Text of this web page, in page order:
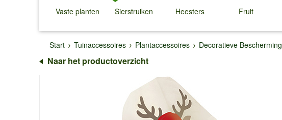
Vaste planten
↓
Sierstruiken
↓
Heesters
↓
Fruit
↓ ↓
Start
Tuinaccessoires Plantaccessoires Decoratieve Bescherming
Naar het productoverzicht